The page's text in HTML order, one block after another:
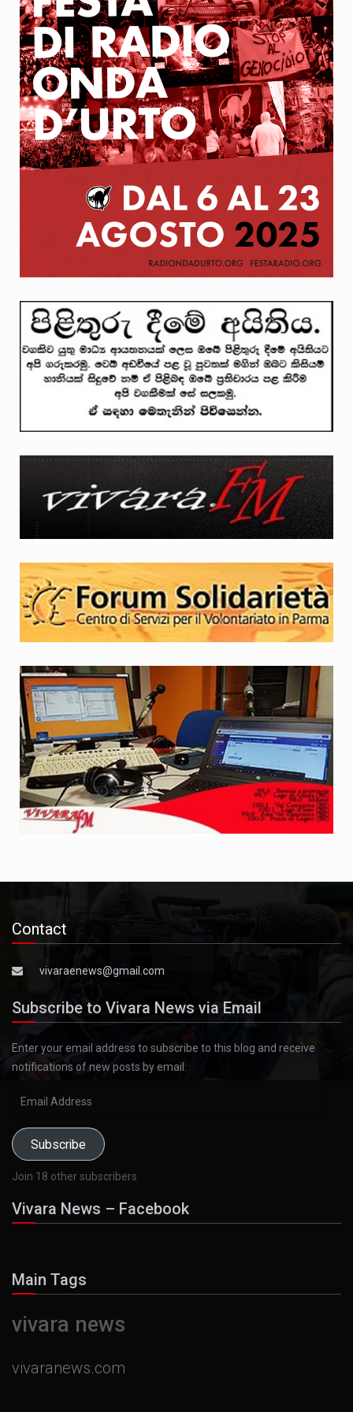
Contact
vivaraenews@gmail.com
Subscribe to Vivara News via Email
Enter your email address to subscribe to this blog and receive
notifications of new posts by email.
Subscribe
Join 18 other subscribers
Vivara News – Facebook
Main Tags
vivara news
vivaranews.com